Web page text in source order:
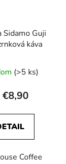
Sidamo Guji
káva
hodnotenie
produktu
je
4,4
z
hviezdičiek.
(>5 ks)
€8,90
Coffee